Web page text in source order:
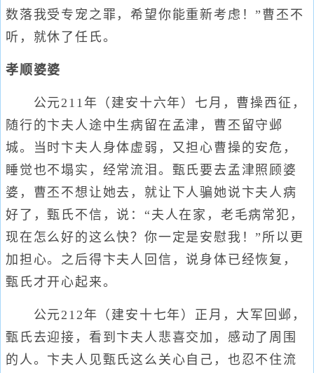
数落我受专宠之罪，希望你能重新考虑！”曹丕不
听，就休了任氏。
孝顺婆婆
公元211年（建安十六年）七月，曹操西征，
随行的卞夫人途中生病留在孟津，曹丕留守邺
城。当时卞夫人身体虚弱，又担心曹操的安危，
睡觉也不塌实，经常流泪。甄氏要去孟津照顾婆
婆，曹丕不想让她去，就让下人骗她说卞夫人病
好了，甄氏不信，说：“夫人在家，老毛病常犯，
现在怎么好的这么快？你一定是安慰我！”所以更
加担心。之后得卞夫人回信，说身体已经恢复，
甄氏才开心起来。
公元212年（建安十七年）正月，大军回邺，
甄氏去迎接，看到卞夫人悲喜交加，感动了周围
的人。卞夫人见甄氏这么关心自己，也忍不住流